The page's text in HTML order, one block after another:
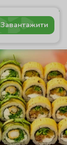
Завантажити
Комбо Напої